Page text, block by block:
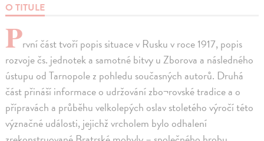
O TITULE
První část tvoří popis situace v Rusku v roce 1917, popis
rozvoje čs. jednotek a samotné bitvy u Zborova a následného
ústupu od Tarnopole z pohledu současných autorů. Druhá
část přináší informace o udržování zbo¬rovské tradice a o
přípravách a průběhu velkolepých oslav stoletého výročí této
význačné události, jejichž vrcholem bylo odhalení